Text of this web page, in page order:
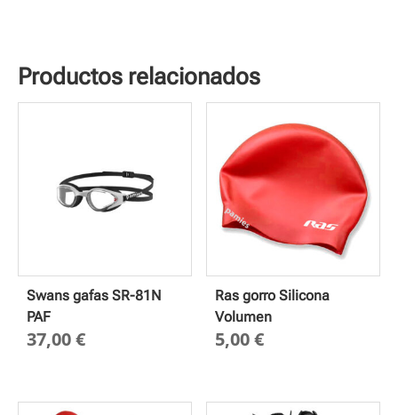
Productos relacionados
Swans gafas SR-81N
PAF
37,00€
Ras gorro Silicona
Volumen
5,00€